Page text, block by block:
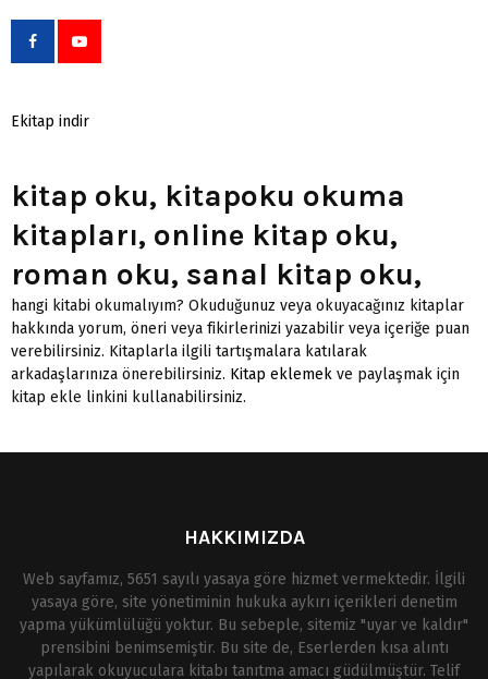
Ekitap indir
kitap oku, kitapoku okuma
kitapları, online kitap oku,
roman oku, sanal kitap oku,
hangi kitabi okumalıyım? Okuduğunuz veya okuyacağınız kitaplar
hakkında yorum, öneri veya fikirlerinizi yazabilir veya içeriğe puan
verebilirsiniz. Kitaplarla ilgili tartışmalara katılarak
arkadaşlarınıza önerebilirsiniz. Kitap eklemek ve paylaşmak için
kitap ekle linkini kullanabilirsiniz.
HAKKIMIZDA
Web sayfamız, 5651 sayılı yasaya göre hizmet vermektedir. İlgili
yasaya göre, site yönetiminin hukuka aykırı içerikleri denetim
yapma yükümlülüğü yoktur. Bu sebeple, sitemiz "uyar ve kaldır"
prensibini benimsemiştir. Bu site de, Eserlerden kısa alıntı
yapılarak okuyuculara kitabı tanıtma amacı güdülmüştür. Telif